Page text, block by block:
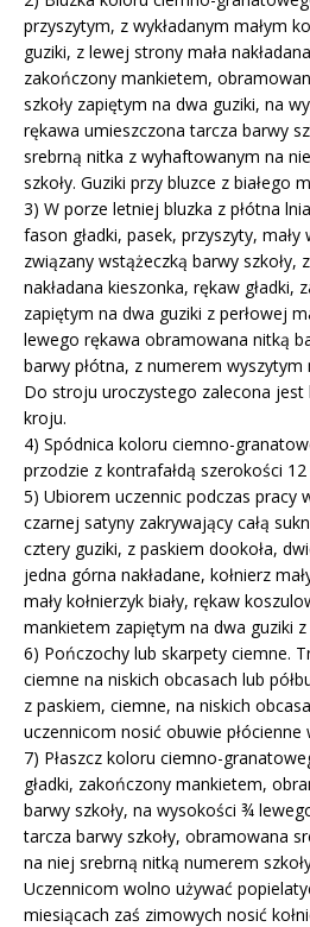
przyszytym, z wykładanym małym
guziki, z lewej strony mała
zakończony mankietem,
szkoły zapiętym na dwa guziki, na
rękawa umieszczona tarcza barwy
srebrną nitka z wyhaftowanym na
szkoły. Guziki przy bluzce z białego
3) W porze letniej bluzka z płótna
fason gładki, pasek, przyszyty, mały
związany wstążeczką barwy szkoły,
nakładana kieszonka, rękaw gładki,
zapiętym na dwa guziki z perłowej
lewego rękawa obramowana nitką
barwy płótna, z numerem wyszytym
Do stroju uroczystego zalecona jest
kroju.
4) Spódnica koloru ciemno-
przodzie z kontrafałdą szerokości 12
5) Ubiorem uczennic podczas pracy
czarnej satyny zakrywający całą
cztery guziki, z paskiem dookoła,
jedna górna nakładane, kołnierz
mały kołnierzyk biały, rękaw
mankietem zapiętym na dwa guziki
6) Pończochy lub skarpety ciemne.
ciemne na niskich obcasach lub
z paskiem, ciemne, na niskich
uczennicom nosić obuwie
7) Płaszcz koloru ciemno-
gładki, zakończony mankietem,
barwy szkoły, na wysokości ¾
tarcza barwy szkoły, obramowana
na niej srebrną nitką numerem
Uczennicom wolno używać
miesiącach zaś zimowych nosić